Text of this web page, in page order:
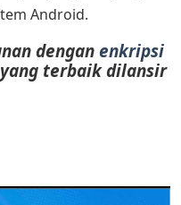
Android.
denganenkripsi
terbaik dilansir